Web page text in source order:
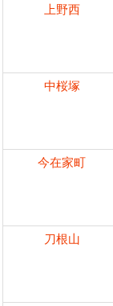
上野西
中桜塚
今在家町
刀根山